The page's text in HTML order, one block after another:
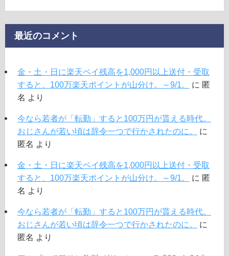
最近のコメント
金・土・日に楽天ペイ残高を1,000円以上送付・受取
すると、100万楽天ポイントが山分け。～9/1。
に 匿
名 より
今なら若者が「転勤」すると100万円が貰える時代。
おじさんが若い頃は辞令一つで行かされたのに。
に
匿名 より
金・土・日に楽天ペイ残高を1,000円以上送付・受取
すると、100万楽天ポイントが山分け。～9/1。
に 匿
名 より
今なら若者が「転勤」すると100万円が貰える時代。
おじさんが若い頃は辞令一つで行かされたのに。
に
匿名 より